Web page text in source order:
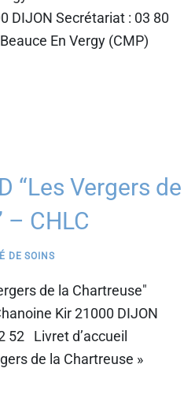
DIJON Secrétariat : 03 80
En Vergy (CMP)
“Les Vergers de
– CHLC
DE SOINS
de la Chartreuse"
Kir 21000 DIJON
52 Livret d’accueil
de la Chartreuse »